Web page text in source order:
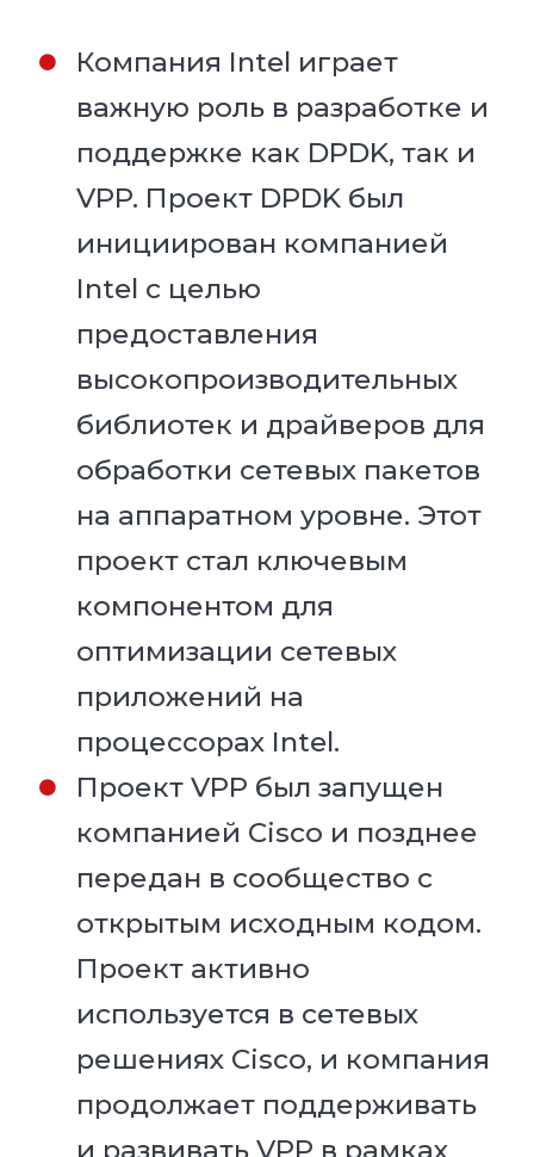
Компания Intel играет
важную роль в разработке и
поддержке как DPDK, так и
VPP. Проект DPDK был
инициирован компанией
Intel с целью
предоставления
высокопроизводительных
библиотек и драйверов для
обработки сетевых пакетов
на аппаратном уровне. Этот
проект стал ключевым
компонентом для
оптимизации сетевых
приложений на
процессорах Intel.
Проект VPP был запущен
компанией Cisco и позднее
передан в сообщество с
открытым исходным кодом.
Проект активно
используется в сетевых
решениях Cisco, и компания
продолжает поддерживать
и развивать VPP в рамках